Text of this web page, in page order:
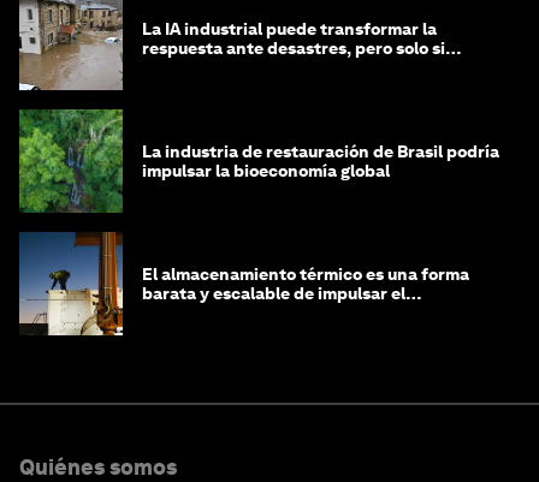
La IA industrial puede transformar la
respuesta ante desastres, pero solo si
La industria de restauración de Brasil podría
impulsar la bioeconomía global
El almacenamiento térmico es una forma
barata y escalable de impulsar el
Quiénes somos